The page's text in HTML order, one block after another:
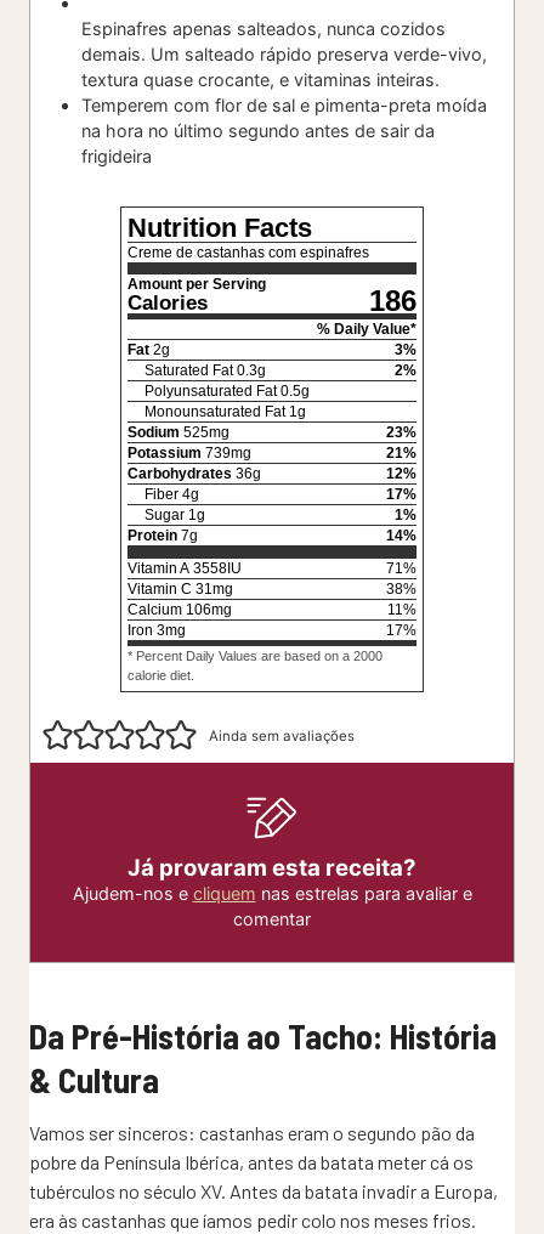
Espinafres apenas salteados, nunca cozidos
demais. Um salteado rápido preserva verde-vivo,
textura quase crocante, e vitaminas inteiras.
Temperem com flor de sal e pimenta-preta moída
na hora no último segundo antes de sair da
frigideira
Nutrition Facts
Creme de castanhas com espinafres
Amount per Serving
Calories 186
% Daily Value*
Fat 2g 3%
Saturated Fat 0.3g 2%
Polyunsaturated Fat 0.5g
Monounsaturated Fat 1g
Sodium 525mg 23%
Potassium 739mg 21%
Carbohydrates 36g 12%
Fiber 4g 17%
Sugar 1g 1%
Protein 7g 14%
Vitamin A 3558 IU 71%
Vitamin C 31mg 38%
Calcium 106mg 11%
Iron 3mg 17%
* Percent Daily Values are based on a 2000
calorie diet.
Ainda sem avaliações
Já provaram esta receita?
Ajudem-nos e cliquem nas estrelas para avaliar e
comentar
Da Pré-História ao Tacho: História
& Cultura
Vamos ser sinceros: castanhas eram o segundo pão da
pobre da Península Ibérica, antes da batata meter cá os
tubérculos no século XV. Antes da batata invadir a Europa,
era às castanhas que íamos pedir colo nos meses frios.